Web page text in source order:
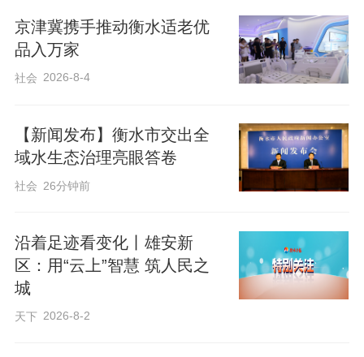
批、信易游、信用园区、信用街区等惠民
便企举措。工作人员通过悬挂横幅、发放
资料、讲解信用保护知识、解答群众疑问
信。
​京津冀携手推动衡水适老优
品入万家
社会 2026-8-4
【新闻发布】衡水市交出全
域水生态治理亮眼答卷
社会 26分钟前
沿着足迹看变化丨雄安新
区：用“云上”智慧 筑人民之
城
天下 2026-8-2